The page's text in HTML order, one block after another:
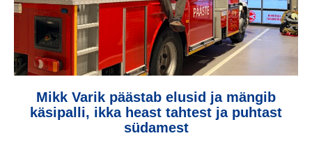
Mikk Varik päästab elusid ja mängib
käsipalli, ikka heast tahtest ja puhtast
südamest